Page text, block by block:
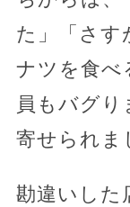
た」「さす
ナツを食べ
員もバグ
寄せられま
勘違いした